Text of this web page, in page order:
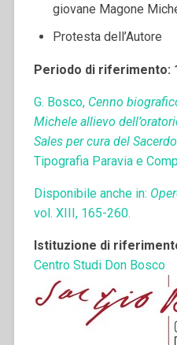
giovane Magone
Protesta dell’Autore
Periodo di riferimento:
G. Bosco, Cenno
Michele allievo
Sales per cura del
Tipografia Paravia e
Disponibile anche in:
vol. XIII, 165-260.
Istituzione di
Centro Studi Don Bosco